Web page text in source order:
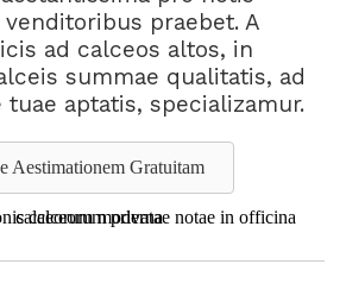
praebet. A
ad calceos altos, in
summae qualitatis, ad
tuae aptatis, specializamur.
Aestimationem Gratuitam